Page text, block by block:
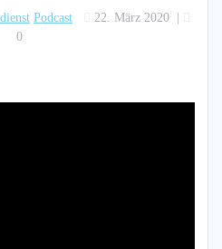
Podcast 22. März 2020
0